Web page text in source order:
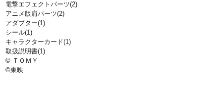
電撃エフェクトパーツ(2)
アニメ版肩パーツ(2)
アダプター(1)
シール(1)
キャラクターカード(1)
取扱説明書(1)
© ＴＯＭＹ
©東映